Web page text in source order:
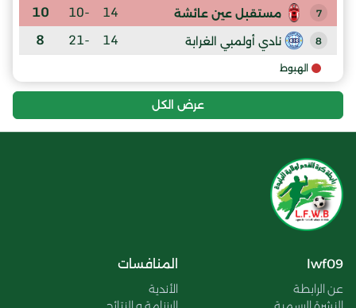
7 مستقبل عين عائشة 14
-10
10
8 نادي أولمبي الغرابة 14
-21
8
الهبوط
عرض الكل
lwf09
عن الرابطة
المنافسات
الأندية